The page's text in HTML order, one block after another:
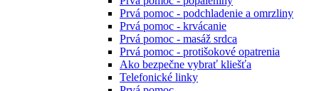
Prvá pomoc - podchladenie a omrzliny
Prvá pomoc - krvácanie
Prvá pomoc - masáž srdca
Prvá pomoc - protišokové opatrenia
Ako bezpečne vybrať kliešťa
Telefonické linky